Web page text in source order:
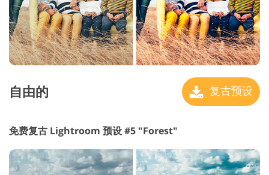
自由的 复古预设
免费复古 Lightroom 预设 #5 "Forest"